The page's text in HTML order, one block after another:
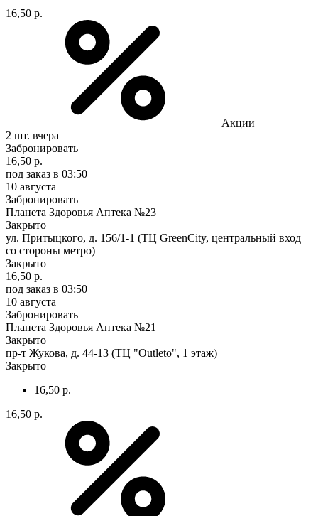
16,50 р.
Акции
2 шт. вчера
Забронировать
16,50 р.
под заказ в 03:50
10 августа
Забронировать
Планета Здоровья Аптека №23
Закрыто
ул. Притыцкого, д. 156/1-1 (ТЦ GreenCity, центральный вход
со стороны метро)
Закрыто
16,50 р.
под заказ в 03:50
10 августа
Забронировать
Планета Здоровья Аптека №21
Закрыто
пр-т Жукова, д. 44-13 (ТЦ "Outleto", 1 этаж)
Закрыто
16,50 р.
16,50 р.